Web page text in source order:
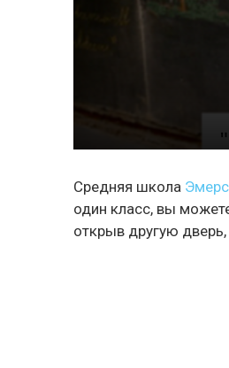
Средняя школа
один класс, вы
открыв другую